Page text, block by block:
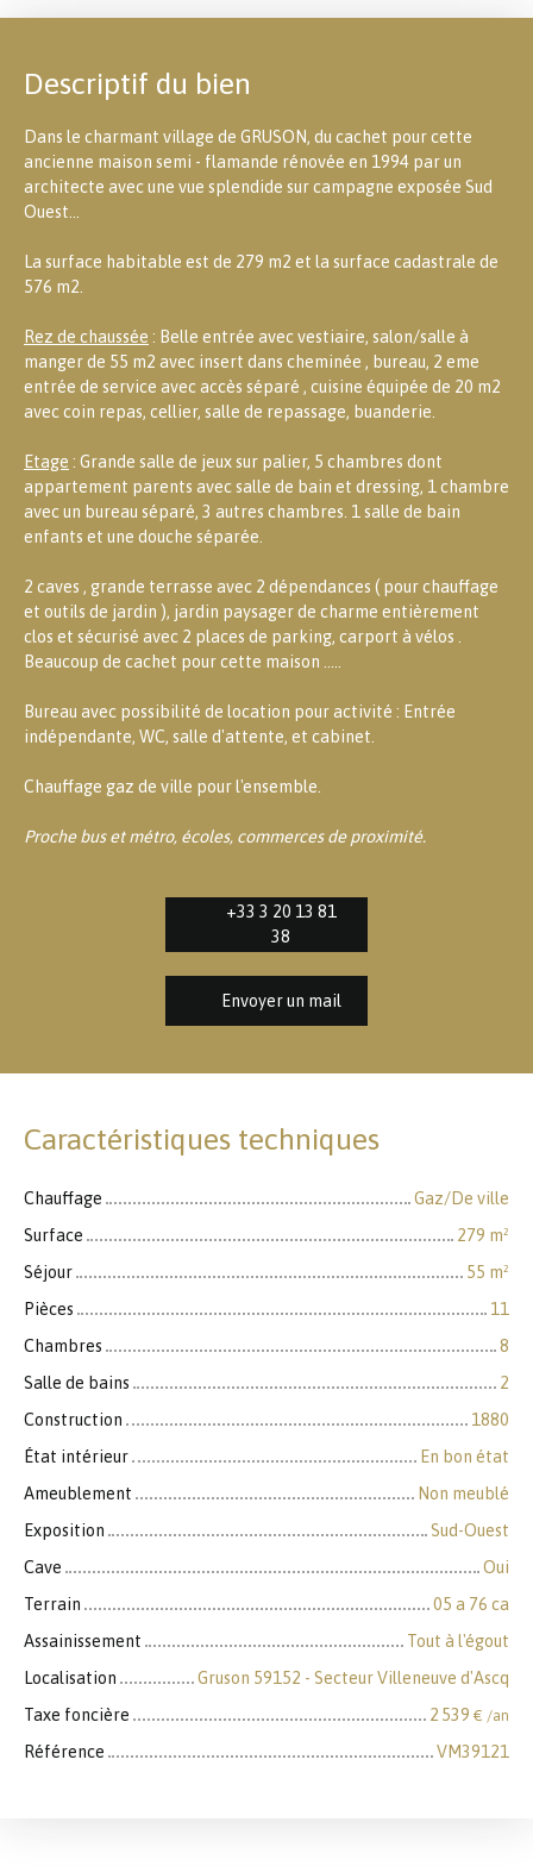
Descriptif du bien
Dans le charmant village de GRUSON, du cachet pour cette
ancienne maison semi - flamande rénovée en 1994 par un
architecte avec une vue splendide sur campagne exposée Sud
Ouest...
La surface habitable est de 279 m2 et la surface cadastrale de
576 m2.
Rez de chaussée : Belle entrée avec vestiaire, salon/salle à
manger de 55 m2 avec insert dans cheminée , bureau, 2 eme
entrée de service avec accès séparé , cuisine équipée de 20 m2
avec coin repas, cellier, salle de repassage, buanderie.
Etage : Grande salle de jeux sur palier, 5 chambres dont
appartement parents avec salle de bain et dressing, 1 chambre
avec un bureau séparé, 3 autres chambres. 1 salle de bain
enfants et une douche séparée.
2 caves , grande terrasse avec 2 dépendances ( pour chauffage
et outils de jardin ), jardin paysager de charme entièrement
clos et sécurisé avec 2 places de parking, carport à vélos .
Beaucoup de cachet pour cette maison .....
Bureau avec possibilité de location pour activité : Entrée
indépendante, WC, salle d'attente, et cabinet.
Chauffage gaz de ville pour l'ensemble.
Proche bus et métro, écoles, commerces de proximité.
+33 3 20 13 81
38
Envoyer un mail
Caractéristiques techniques
Chauffage
Gaz/De ville
Surface
279 m²
Séjour
55 m²
Pièces
11
Chambres
8
Salle de bains
2
Construction
1880
État intérieur
En bon état
Ameublement
Non meublé
Exposition
Sud-Ouest
Cave
Oui
Terrain
05 a 76 ca
Assainissement
Tout à l'égout
Localisation
Gruson 59152 - Secteur Villeneuve d'Ascq
Taxe foncière
2 539 € /an
Référence VM39121